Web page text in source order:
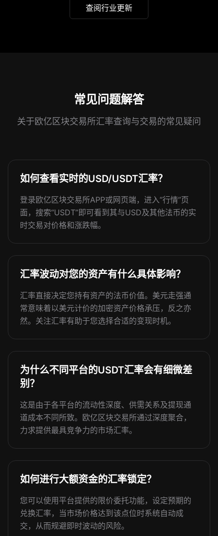
查阅行业更新
常见问题解答
关于欧亿区块交易所汇率查询与交易的常见疑问
如何查看实时的USD/USDT汇率？
登录欧亿区块交易所APP或网页端，进入“行情”页
面，搜索“USDT”即可看到其与USD及其他法币的实
时交易对价格和涨跌幅。
汇率波动对您的资产有什么具体影响？
汇率直接决定您持有资产的法币价值。美元走强通
常意味着以美元计价的加密资产价格承压，反之亦
然。关注汇率有助于您选择合适的变现时机。
为什么不同平台的USDT汇率会有细微差
别？
这是由于各平台的流动性深度、供需关系及提现通
道成本不同所致。欧亿区块交易所通过深度聚合，
力求提供最具竞争力的市场汇率。
如何进行大额资金的汇率锁定？
您可以使用平台提供的限价委托功能，设定预期的
兑换汇率，当市场价格达到该点位时系统自动成
交，从而规避即时波动的风险。